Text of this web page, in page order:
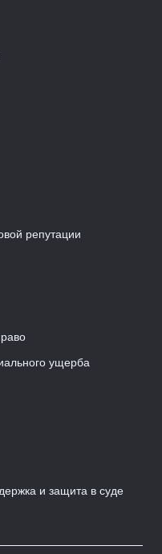
репутации
ущерба
и защита в суде